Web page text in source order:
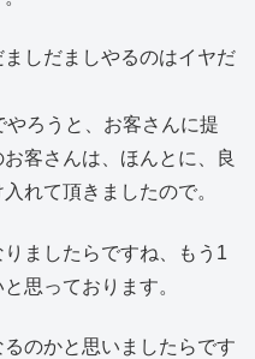
しだましやるのはイヤだ
ろうと、お客さんに提
客さんは、ほんとに、良
れて頂きましたので。
ましたらですね、もう1
思っております。
のかと思いましたらです